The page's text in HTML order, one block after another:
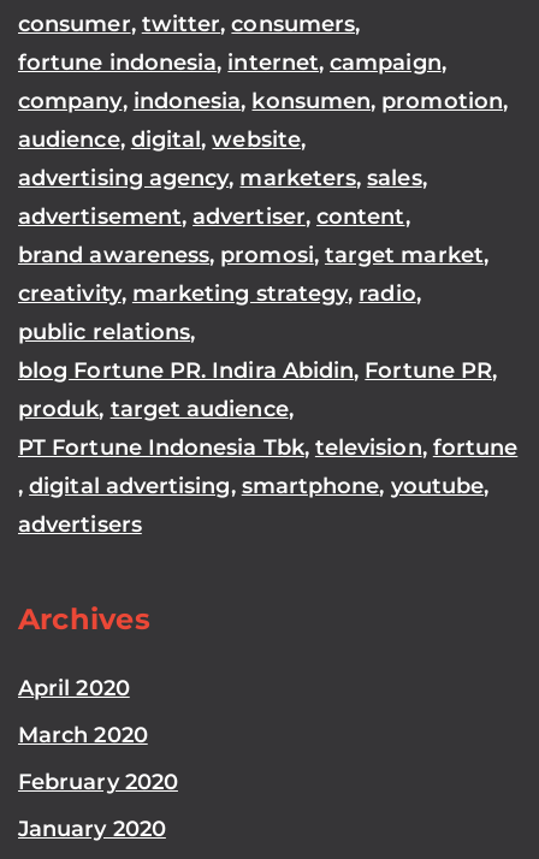
consumer, twitter,consumers,
fortune indonesia, internet,campaign,
company, indonesia, konsumen, promotion,
audience, digital,website,
advertising agency, marketers,sales,
advertisement,advertiser, content,
brand awareness, promosi, target market,
creativity, marketing strategy, radio,
public relations,
blog Fortune PR. Indira Abidin, Fortune PR,
produk, target audience,
PT Fortune Indonesia Tbk, television, fortune
,digital advertising, smartphone, youtube,
advertisers
Archives
April 2020
March 2020
February 2020
January 2020